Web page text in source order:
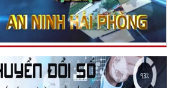
Đối với tự mình, phải
CẦN, KIỆM, LIÊM, CHÍNH
Đối với đồng sự, phải
Đối với chính phủ, phải